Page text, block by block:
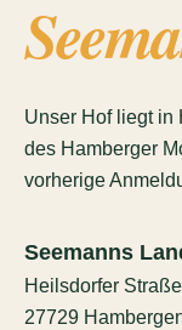
Unser Hof liegt in
des Hamberger
vorherige
Seemanns
Heilsdorfer
27729